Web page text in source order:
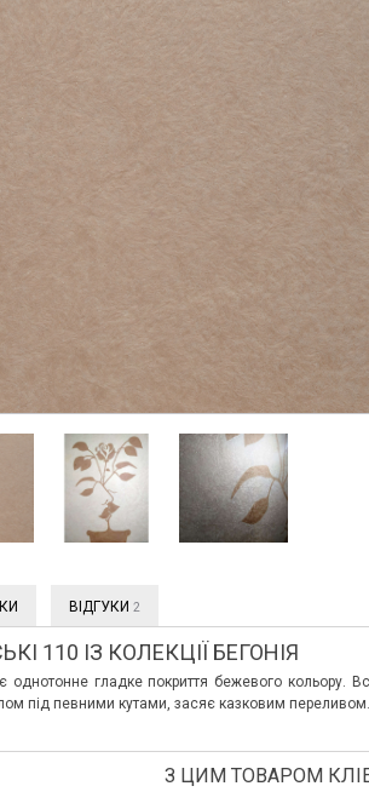
ВІДГУКИ 2
110 ІЗ КОЛЕКЦІЇ БЕГОНІЯ
однотонне гладке покриття бежевого кольору.
під певними кутами, засяє казковим переливом.
З ЦИМ ТОВАРОМ